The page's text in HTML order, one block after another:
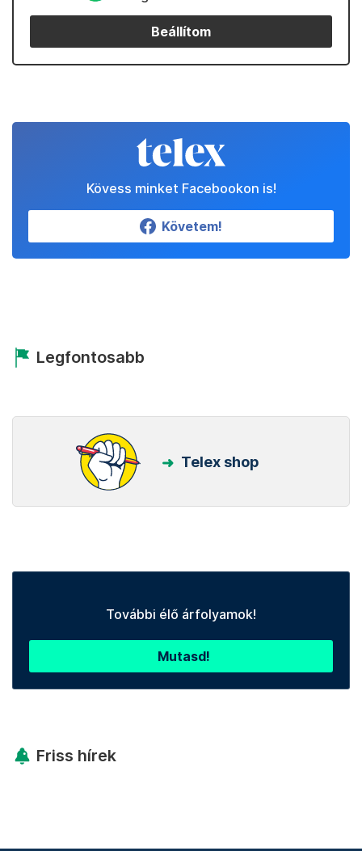
Beállítom
Kövess minket Facebookon is!
Követem!
Legfontosabb
Telex shop
További élő árfolyamok!
Mutasd!
Friss hírek